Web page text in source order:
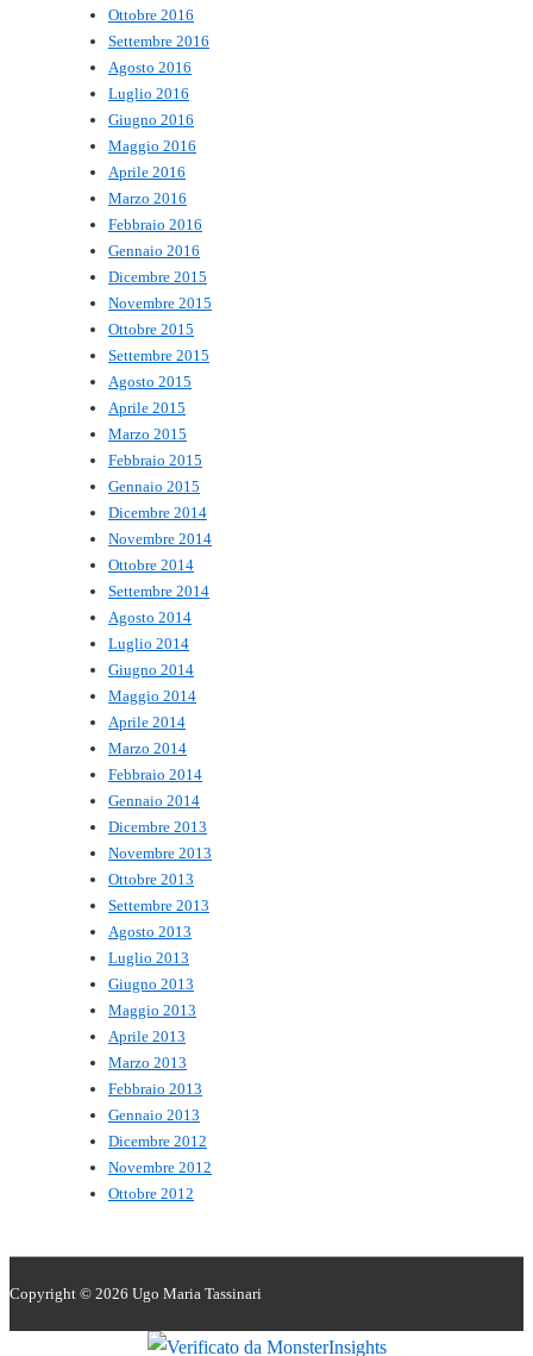
Ottobre 2016
Settembre 2016
Agosto 2016
Luglio 2016
Giugno 2016
Maggio 2016
Aprile 2016
Marzo 2016
Febbraio 2016
Gennaio 2016
Dicembre 2015
Novembre 2015
Ottobre 2015
Settembre 2015
Agosto 2015
Aprile 2015
Marzo 2015
Febbraio 2015
Gennaio 2015
Dicembre 2014
Novembre 2014
Ottobre 2014
Settembre 2014
Agosto 2014
Luglio 2014
Giugno 2014
Maggio 2014
Aprile 2014
Marzo 2014
Febbraio 2014
Gennaio 2014
Dicembre 2013
Novembre 2013
Ottobre 2013
Settembre 2013
Agosto 2013
Luglio 2013
Giugno 2013
Maggio 2013
Aprile 2013
Marzo 2013
Febbraio 2013
Gennaio 2013
Dicembre 2012
Novembre 2012
Ottobre 2012
Copyright © 2026 Ugo Maria Tassinari